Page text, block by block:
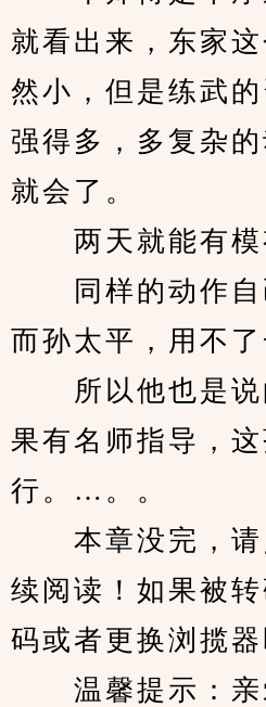
就看出来，东家
然小，但是练武
强得多，多复杂
就会了。
两天就能有模
同样的动作自
而孙太平，用不了
所以他也是说
果有名师指导，
行。…。。
本章没完，请
续阅读！如果被
码或者更换浏揽器
温馨提示：亲